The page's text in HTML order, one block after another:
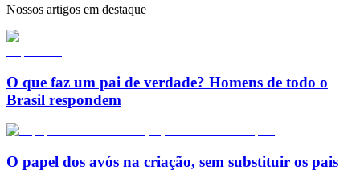
Nossos artigos em destaque
O que faz um pai de verdade? Homens de todo o
Brasil respondem
O papel dos avós na criação, sem substituir os pais